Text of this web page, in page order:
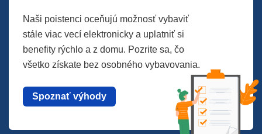
Naši poistenci oceňujú možnosť vybaviť
stále viac vecí elektronicky a uplatniť si
benefity rýchlo a z domu. Pozrite sa, čo
všetko získate bez osobného vybavovania.
Spoznať výhody